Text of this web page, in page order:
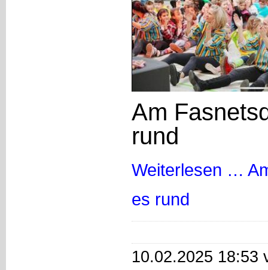
Am
rund
Weiterlesen …
es rund
10.02.2025 18:53